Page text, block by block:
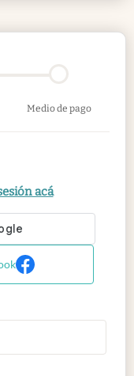
Medio de pago
acá